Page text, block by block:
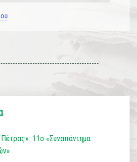
11ο «Συναπάντημα